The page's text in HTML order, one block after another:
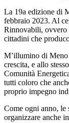
La 19a edizione di
febbraio 2023. Al
Rinnovabili, ovvero
cittadini che
M’illumino di Meno
crescita, e allo
Comunità
tutti coloro che
proprio impegno
Come ogni anno, le
organizzare anche